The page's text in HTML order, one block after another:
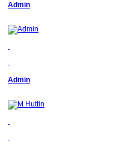
Admin
Admin